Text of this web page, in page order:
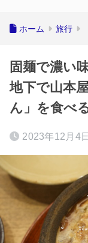
ホーム 旅行
固麺で濃い
地下で山本
ん」を食べ
2023年12月4日